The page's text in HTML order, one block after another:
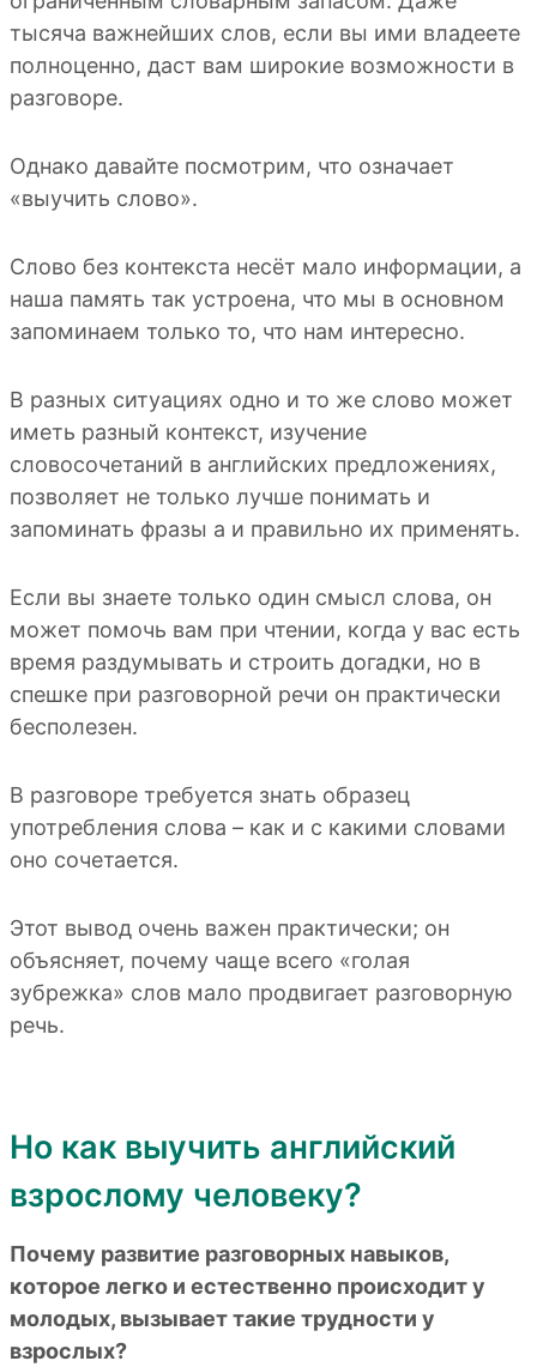
тысяча важнейших слов, если вы ими владеете
полноценно, даст вам широкие возможности в
разговоре.
Однако давайте посмотрим, что означает
«выучить слово».
Слово без контекста несёт мало информации, а
наша память так устроена, что мы в основном
запоминаем только то, что нам интересно.
В разных ситуациях одно и то же слово может
иметь разный контекст, изучение
словосочетаний в английских предложениях,
позволяет не только лучше понимать и
запоминать фразы а и правильно их применять.
Если вы знаете только один смысл слова, он
может помочь вам при чтении, когда у вас есть
время раздумывать и строить догадки, но в
спешке при разговорной речи он практически
бесполезен.
В разговоре требуется знать образец
употребления слова – как и с какими словами
оно сочетается.
Этот вывод очень важен практически; он
объясняет, почему чаще всего «голая
зубрежка» слов мало продвигает разговорную
речь.
Но как выучить английский
взрослому человеку?
Почему развитие разговорных навыков,
которое легко и естественно происходит у
молодых, вызывает такие трудности у
взрослых?